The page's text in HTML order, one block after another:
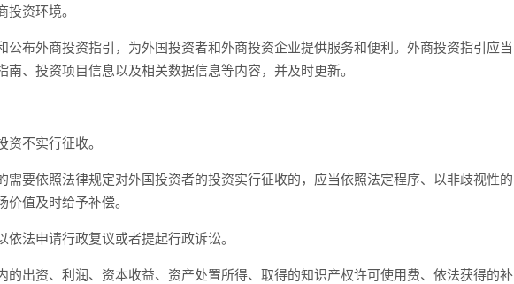
资环境。
布外商投资指引，为外国投资者和外商投资企业提供服务和便利。外商投资指引应当
、投资项目信息以及相关数据信息等内容，并及时更新。
不实行征收。
需要依照法律规定对外国投资者的投资实行征收的，应当依照法定程序、以非歧视性的
值及时给予补偿。
法申请行政复议或者提起行政诉讼。
出资、利润、资本收益、资产处置所得、取得的知识产权许可使用费、依法获得的补